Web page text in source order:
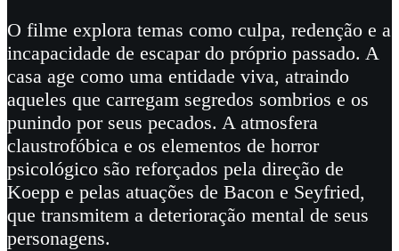
O filme explora temas como culpa, redenção e a
incapacidade de escapar do próprio passado. A
casa age como uma entidade viva, atraindo
aqueles que carregam segredos sombrios e os
punindo por seus pecados. A atmosfera
claustrofóbica e os elementos de horror
psicológico são reforçados pela direção de
Koepp e pelas atuações de Bacon e Seyfried,
que transmitem a deterioração mental de seus
personagens.